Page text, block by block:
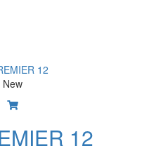
New
12